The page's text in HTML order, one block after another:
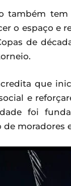
também
o espaço e
de
que
e
foi
de moradores